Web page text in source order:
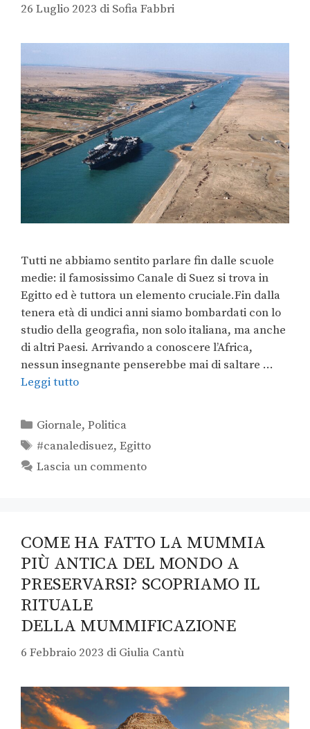
26 Luglio 2023 di Sofia Fabbri
Tutti ne abbiamo sentito parlare fin dalle scuole
medie: il famosissimo Canale di Suez si trova in
Egitto ed è tuttora un elemento cruciale.Fin dalla
tenera età di undici anni siamo bombardati con lo
studio della geografia, non solo italiana, ma anche
di altri Paesi. Arrivando a conoscere l’Africa,
nessun insegnante penserebbe mai di saltare …
Leggi tutto
Giornale,Politica
#canaledisuez,Egitto
Lascia un commento
COME HA FATTO LA MUMMIA
PIÙ ANTICA DEL MONDO A
PRESERVARSI? SCOPRIAMO IL
RITUALE
DELLA MUMMIFICAZIONE
6 Febbraio 2023 di Giulia Cantù